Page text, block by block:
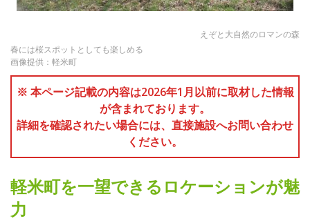
えぞと大自然のロマンの森
春には桜スポットとしても楽しめる
画像提供：軽米町
※ 本ページ記載の内容は2026年1月以前に取材した情報
が含まれております。
詳細を確認されたい場合には、直接施設へお問い合わせ
ください。
軽米町を一望できるロケーションが魅
力